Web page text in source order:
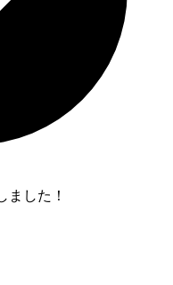
ました！